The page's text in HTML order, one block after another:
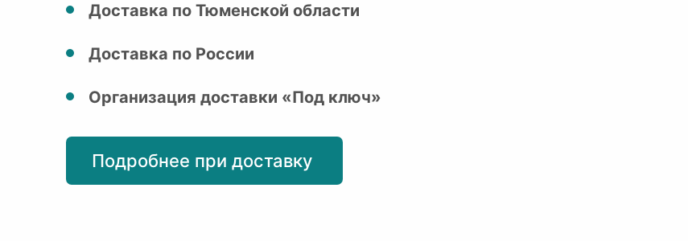
Доставка по Тюменской области
Доставка по России
Организация доставки «Под ключ»
Подробнее при доставку